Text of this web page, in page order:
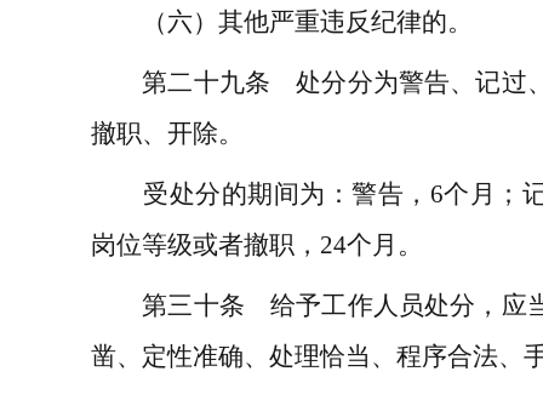
（六）其他严重违反纪律的。
第二十九条 处分分为警告、记过
撤职、开除。
受处分的期间为：警告， 6个月；
岗位等级或者撤职， 24个月。
第三十条 给予工作人员处分，应
凿、定性准确、处理恰当、程序合法、